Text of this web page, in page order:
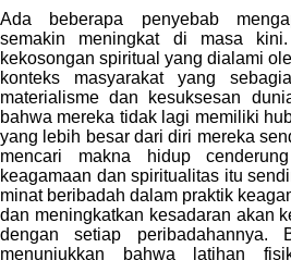
Ada beberapa penyebab
semakin meningkat di masa
kekosongan spiritual yang dialami
konteks masyarakat yang
materialisme dan kesuksesan
bahwa mereka tidak lagi memiliki
yang lebih besar dari diri mereka
mencari makna hidup
keagamaan dan spiritualitas itu
minat beribadah dalam praktik
dan meningkatkan kesadaran akan
dengan setiap peribadahannya.
menunjukkan bahwa latihan